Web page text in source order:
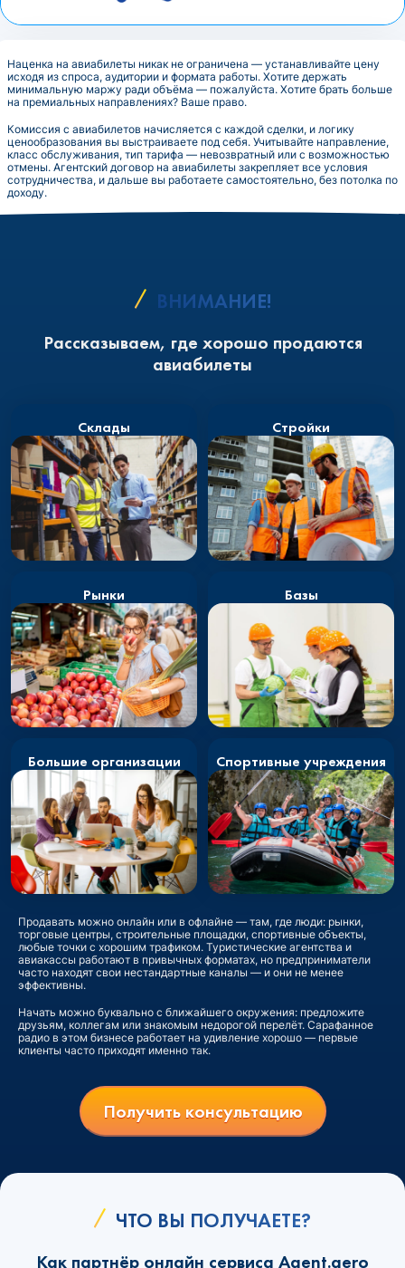
Наценка на авиабилеты никак не ограничена — устанавливайте цену
исходя из спроса, аудитории и формата работы. Хотите держать
минимальную маржу ради объёма — пожалуйста. Хотите брать больше
на премиальных направлениях? Ваше право.
Комиссия с авиабилетов начисляется с каждой сделки, и логику
ценообразования вы выстраиваете под себя. Учитывайте направление,
класс обслуживания, тип тарифа — невозвратный или с возможностью
отмены. Агентский договор на авиабилеты закрепляет все условия
сотрудничества, и дальше вы работаете самостоятельно, без потолка по
доходу.
ВНИМАНИЕ!
Рассказываем, где хорошо продаются
авиабилеты
Склады Стройки
Рынки Базы
Большие организации Спортивные учреждения
Продавать можно онлайн или в офлайне — там, где люди: рынки,
торговые центры, строительные площадки, спортивные объекты,
любые точки с хорошим трафиком. Туристические агентства и
авиакассы работают в привычных форматах, но предприниматели
часто находят свои нестандартные каналы — и они не менее
эффективны.
Начать можно буквально с ближайшего окружения: предложите
друзьям, коллегам или знакомым недорогой перелёт. Сарафанное
радио в этом бизнесе работает на удивление хорошо — первые
клиенты часто приходят именно так.
Получить консультацию
ЧТО ВЫ ПОЛУЧАЕТЕ?
Как партнёр онлайн сервиса Agent.aero